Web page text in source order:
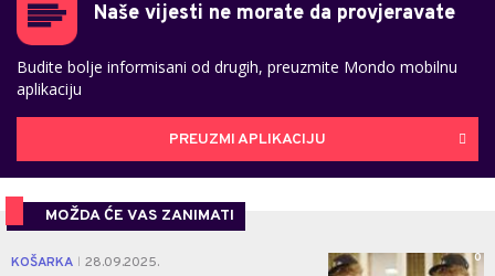
Naše vijesti ne morate da provjeravate
Budite bolje informisani od drugih, preuzmite Mondo mobilnu
aplikaciju
PREUZMI APLIKACIJU
MOŽDA ĆE VAS ZANIMATI
KOŠARKA 28.09.2025. 0